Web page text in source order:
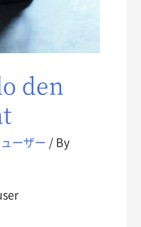
den
ーザー / By